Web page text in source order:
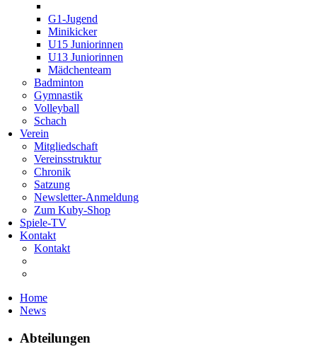
G1-Jugend
Minikicker
U15 Juniorinnen
U13 Juniorinnen
Mädchenteam
Badminton
Gymnastik
Volleyball
Schach
Verein
Mitgliedschaft
Vereinsstruktur
Chronik
Satzung
Newsletter-Anmeldung
Zum Kuby-Shop
Spiele-TV
Kontakt
Kontakt
Home
News
Abteilungen